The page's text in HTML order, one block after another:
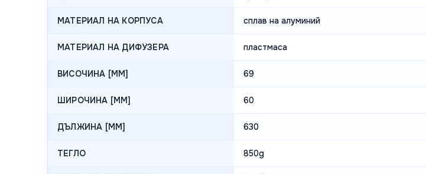
МАТЕРИАЛ НА КОРПУСА сплав на алуминий
МАТЕРИАЛ НА ДИФУЗЕРА пластмаса
ВИСОЧИНА [MM] 69
ШИРОЧИНА [MM] 60
ДЪЛЖИНА [MM] 630
ТЕГЛО 850g